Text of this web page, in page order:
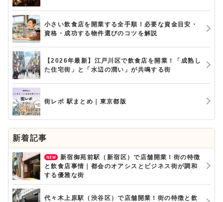
小さい飲食店を開業する全手順！必要な資金目安・
資格・成功する物件選びのコツを解説
【2026年最新】江戸川区で飲食店を開業！「成熟し
た住宅街」と「水辺の潤い」が共鳴する街
街レポ 駅まとめ｜東京都版
新着記事
新宿御苑前駅（新宿区）で店舗開業！街の特徴
と飲食店事情｜都会のオアシスとビジネス街が調和
する優雅な街
代々木上原駅（渋谷区）で店舗開業！街の特徴と飲